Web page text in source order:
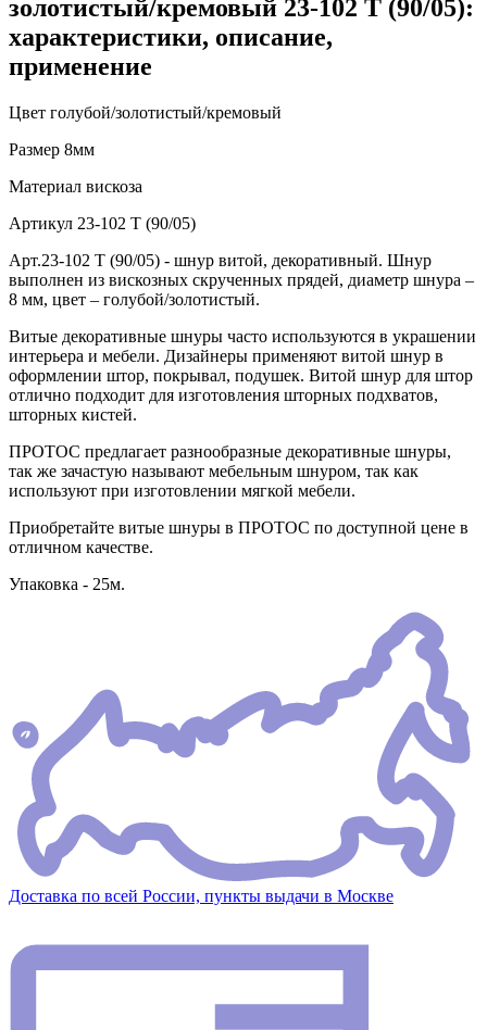
золотистый/кремовый 23-102 T (90/05):
характеристики, описание,
применение
Цвет голубой/золотистый/кремовый
Размер 8мм
Материал вискоза
Артикул 23-102 T (90/05)
Арт.23-102 T (90/05) - шнур витой, декоративный. Шнур
выполнен из вискозных скрученных прядей, диаметр шнура –
8 мм, цвет – голубой/золотистый.
Витые декоративные шнуры часто используются в украшении
интерьера и мебели. Дизайнеры применяют витой шнур в
оформлении штор, покрывал, подушек. Витой шнур для штор
отлично подходит для изготовления шторных подхватов,
шторных кистей.
ПРОТОС предлагает разнообразные декоративные шнуры,
так же зачастую называют мебельным шнуром, так как
используют при изготовлении мягкой мебели.
Приобретайте витые шнуры в ПРОТОС по доступной цене в
отличном качестве.
Упаковка - 25м.
Доставка по всей России, пункты выдачи в Москве